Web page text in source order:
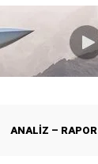
ANALIZ – RAPOR